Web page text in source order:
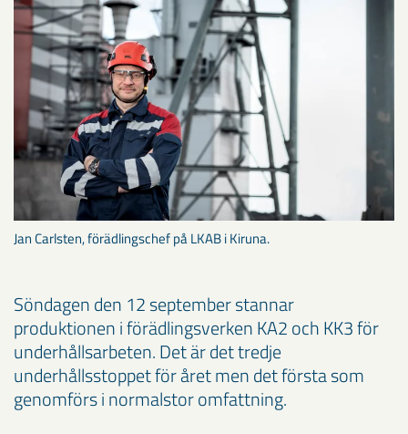
Jan Carlsten, förädlingschef på LKAB i Kiruna.
Söndagen den 12 september stannar
produktionen i förädlingsverken KA2 och KK3 för
underhållsarbeten. Det är det tredje
underhållsstoppet för året men det första som
genomförs i normalstor omfattning.